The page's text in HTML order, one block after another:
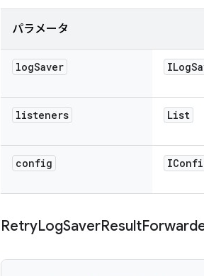
パラメータ
logSaver ILog
listeners List
config
RetryLogSaverResult